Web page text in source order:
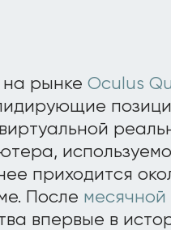
рынке Oculus
приходится
После
впервые в